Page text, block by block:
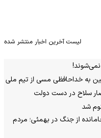
لیست آخرین اخبار منتشر شده
به خداحافظی مسی از تیم ملی
سلاح در دست دولت
شد
از جنگ در بهمئی؛ مردم